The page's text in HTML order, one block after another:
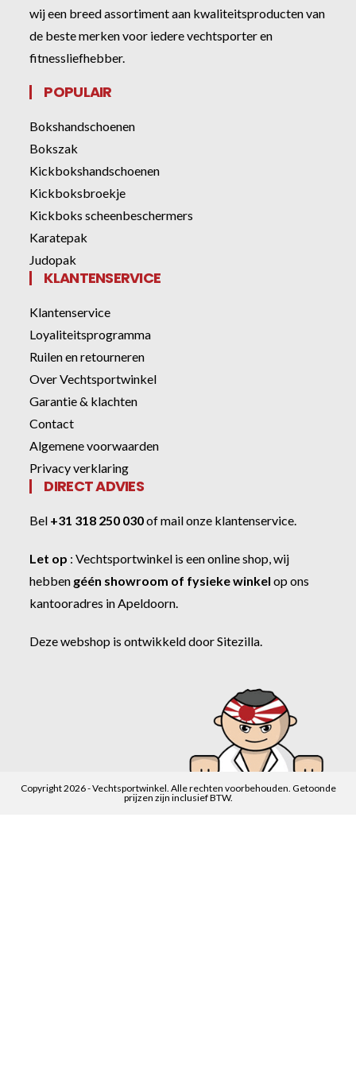
wij een breed assortiment aan kwaliteitsproducten van
de beste merken voor iedere vechtsporter en
fitnessliefhebber.
POPULAIR
Bokshandschoenen
Bokszak
Kickbokshandschoenen
Kickboksbroekje
Kickboks scheenbeschermers
Karatepak
Judopak
KLANTENSERVICE
Klantenservice
Loyaliteitsprogramma
Ruilen en retourneren
Over Vechtsportwinkel
Garantie & klachten
Contact
Algemene voorwaarden
Privacy verklaring
DIRECT ADVIES
Bel +31 318 250 030ofmail onze klantenservice
Let op :Vechtsportwinkel is een online shop, wij
hebben géén showroom of fysieke winkel op ons
kantooradres in Apeldoorn.
Deze webshop is ontwikkeld doorSitezilla
Copyright 2026 - Vechtsportwinkel. Alle rechten voorbehouden. Getoonde
prijzen zijn inclusief BTW.